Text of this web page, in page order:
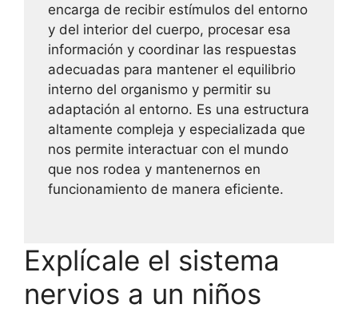
encarga de recibir estímulos del entorno
y del interior del cuerpo, procesar esa
información y coordinar las respuestas
adecuadas para mantener el equilibrio
interno del organismo y permitir su
adaptación al entorno. Es una estructura
altamente compleja y especializada que
nos permite interactuar con el mundo
que nos rodea y mantenernos en
funcionamiento de manera eficiente.
Explícale el sistema
nervios a un niños